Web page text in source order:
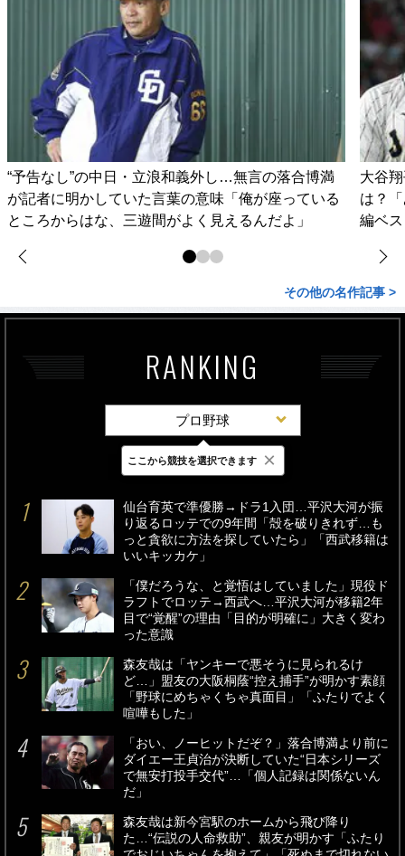
“予告なし”の中日・立浪和義外し…無言の落合博満
が記者に明かしていた言葉の意味「俺が座っている
ところからはな、三遊間がよく見えるんだよ」
大谷
は？
編ベ
その他の名作記事 >
RANKING
プロ野球
最新 24時間 週間
仙台育英で準優勝→ドラ1入団…平沢大河が振
り返るロッテでの9年間「殻を破りきれず…も
っと貪欲に方法を探していたら」「西武移籍は
いいキッカケ」
「僕だろうな、と覚悟はしていました」現役ド
ラフトでロッテ→西武へ…平沢大河が移籍2年
目で“覚醒”の理由「目的が明確に」大きく変わ
った意識
森友哉は「ヤンキーで悪そうに見られるけ
ど…」盟友の大阪桐蔭“控え捕手”が明かす素顔
「野球にめちゃくちゃ真面目」「ふたりでよく
喧嘩もした」
「おい、ノーヒットだぞ？」落合博満より前に
ダイエー王貞治が決断していた“日本シリーズ
で無安打投手交代”…「個人記録は関係ないん
だ」
森友哉は新今宮駅のホームから飛び降り
た…“伝説の人命救助”、親友が明かす「ふたり
ここから競技を選択できます ×